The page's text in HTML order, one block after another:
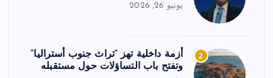
يونيو 26, 2026
2
أزمة داخلية تهز “تراث جنوب أستراليا”
وتفتح باب التساؤلات حول مستقبله